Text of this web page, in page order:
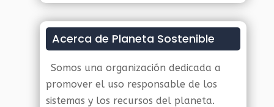
Acerca de Planeta Sostenible
Somos una organización dedicada a
promover el uso responsable de los
sistemas y los recursos del planeta.